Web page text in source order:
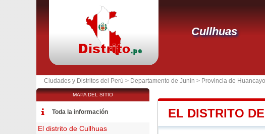
Cullhuas
Ciudades y Distritos del Perú > Departamento de Junín > Provincia de Huancayo
EL DISTRITO
MAPA DEL SITIO
Toda la información
El distrito de Cullhuas